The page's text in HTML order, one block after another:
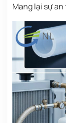
Mang lại sự